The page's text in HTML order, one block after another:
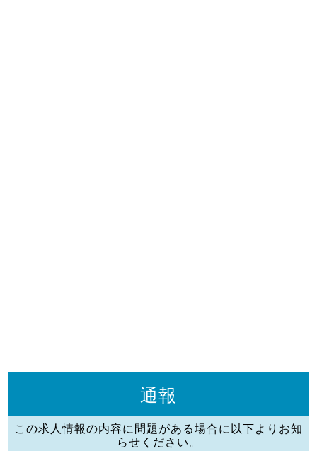
通報
この求人情報の内容に問題がある場合に以下よりお知
らせください。